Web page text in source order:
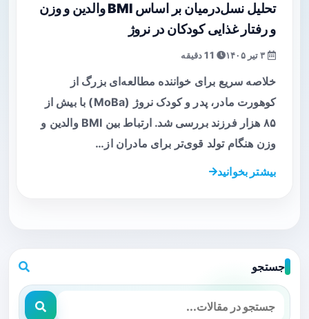
تحلیل نسل‌درمیان بر اساس BMI والدین و وزن
و رفتار غذایی کودکان در نروژ
خلاصه سریع برای خواننده مطالعه‌ای بزرگ از
کوهورت مادر، پدر و کودک نروژ (MoBa) با بیش از
۸۵ هزار فرزند بررسی شد. ارتباط بین BMI والدین و
وزن هنگام تولد قوی‌تر برای مادران از…
بیشتر بخوانید
جستجو